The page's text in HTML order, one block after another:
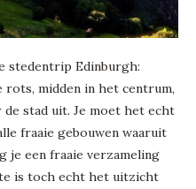
stedentrip Edinburgh:
rots, midden in het centrum,
stad uit. Je moet het echt
fraaie gebouwen waaruit
je een fraaie verzameling
is toch echt het uitzicht